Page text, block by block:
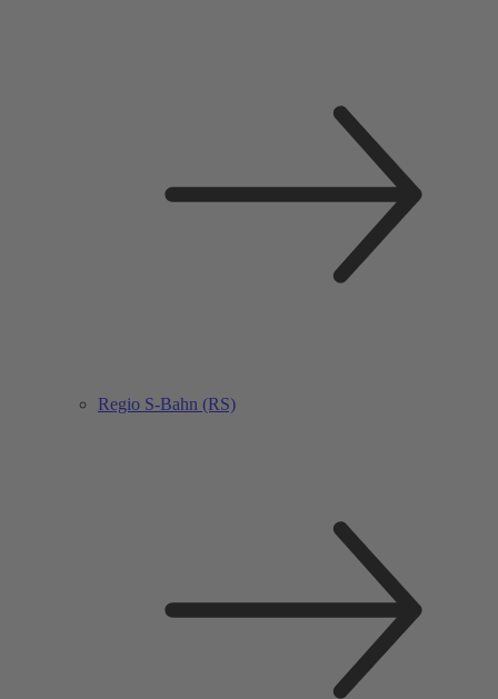
Regio S-Bahn (RS)